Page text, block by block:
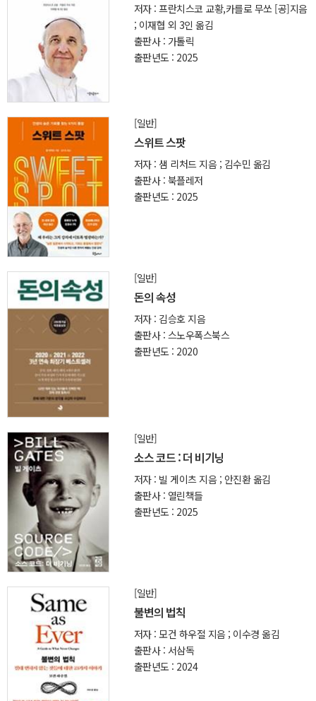
저자 : 프란치스코 교황,카를로 무쏘 [공]지음
; 이재협 외 3인 옮김
출판사 : 가톨릭
출판년도 : 2025
[일반]
스위트 스팟
저자 : 샘 리처드 지음 ; 김수민 옮김
출판사 : 북플레저
출판년도 : 2025
[일반]
돈의 속성
저자 : 김승호 지음
출판사 : 스노우폭스북스
출판년도 : 2020
[일반]
소스 코드 : 더 비기닝
저자 : 빌 게이츠 지음 ; 안진환 옮김
출판사 : 열린책들
출판년도 : 2025
[일반]
불변의 법칙
저자 : 모건 하우절 지음 ; 이수경 옮김
출판사 : 서삼독
출판년도 : 2024